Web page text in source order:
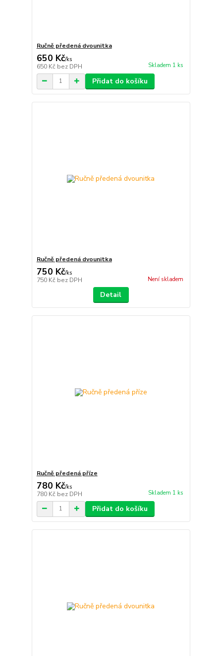
Ručně předená dvounitka
650 Kč/ks
650 Kč bez DPH Skladem 1 ks
Přidat do košíku
Ručně předená dvounitka
750 Kč/ks
750 Kč bez DPH Není skladem
Detail
Ručně předená příze
780 Kč/ks
780 Kč bez DPH Skladem 1 ks
Přidat do košíku